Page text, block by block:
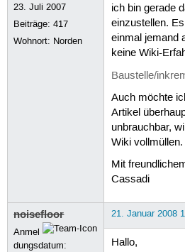
23. Juli 2007
Beiträge:417
Wohnort: Norden
ich bin gerade
einzustellen.
einmal jemand
keine Wiki-
Baustelle/
Auch möchte
Artikel
unbrauchbar,
Wiki vollmüllen.
Mit
Cassadi
noisefloor
Anmel
dungsdatum:
21. Januar 2008
Hallo,